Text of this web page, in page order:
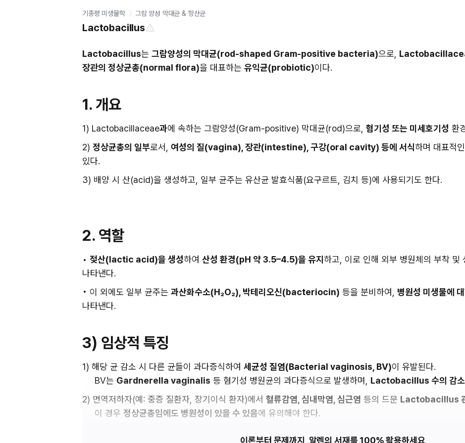
기종평 미생물학 그람 양성 막대균 & 항산균
Lactobacillus
Lactobacillus는 그람양성의 막대균(rod-shaped Gram-positive bacteria)으로,
장관의 정상균총(normal flora)을 대표하는 유익균(probiotic)이다.
1. 개요
1) Lactobacillaceae과에 속하는 그람양성(Gram-positive) 막대균(rod)으로, 혐기성 또는 미세호기성 환
2) 정상균총의 일부로서, 여성의 질(vagina), 장관(intestine), 구강(oral cavity) 등에 서식하며 대표적
있다.
3) 배양 시 산(acid)을 생성하고, 일부 균주는 유산균 발효식품(요구르트, 김치 등)에 사용되기도 한다.
2. 역할
• 젖산(lactic acid)을 생성하여 산성 환경(pH 약 3.5–4.5)을 유지 하고, 이로 인해 외부 병원체의 부착 및
나타낸다.
• 이 외에도 일부 균주는 과산화수소(H₂O₂), 박테리오신(bacteriocin) 등을 분비하여, 병원성 미생물에
나타낸다.
3) 임상적 특징
1) 해당 균 감소 시 다른 균들이 과다증식하여 세균성 질염(Bacterial vaginosis, BV)이 유발된다.
     BV는
Gardnerella vaginalis 등 혐기성 병원균의 과다증식으로 발생하며, Lactobacillus 수의 감소
2) 면역저하자(예: 중증 질환자, 장기이식 환자)에서 혈류감염, 심내막염, 심근염 등의 드문 Lactobacillus
     이 경우
정상균총임에도 병원성이 있을 수 있음에 유의해야 한다.
이론부터 문제까지, 알렌의 서재를 100% 활용하세요